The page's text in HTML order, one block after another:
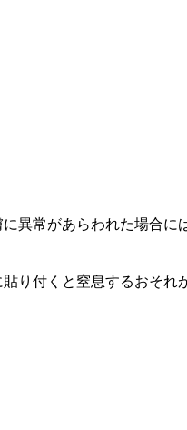
異常があらわれた場合
り付くと窒息するおそれ